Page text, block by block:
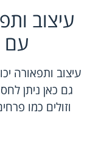
עיצוב
עם
עיצוב ותפאורה
גם כאן ניתן
וזולים כמו